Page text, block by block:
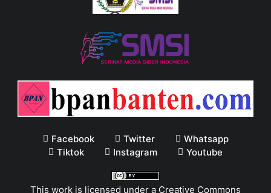
Facebook Twitter
Whatsapp
Tiktok
Instagram Youtube
This work is licensed under a Creative Commons